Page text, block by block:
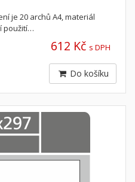
je 20 archů A4, materiál
použití…
612 Kč s DPH
Do košíku